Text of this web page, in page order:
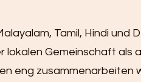
Tamil, Hindi und
lokalen Gemeinschaft als
eng zusammenarbeiten